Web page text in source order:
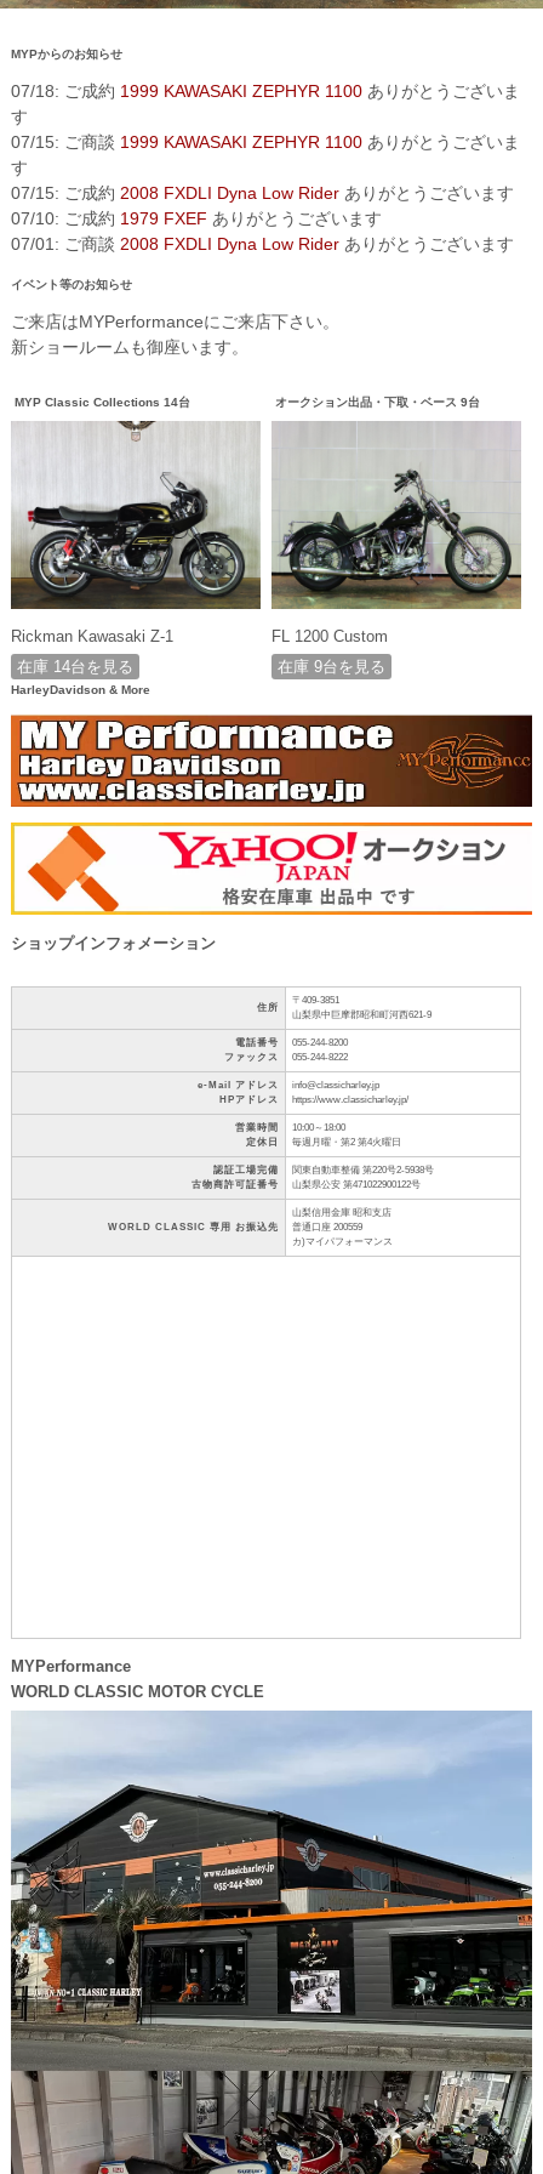
MYPからのお知らせ
07/18: ご成約 1999 KAWASAKI ZEPHYR 1100ありがとうございま
す
07/15: ご商談 1999 KAWASAKI ZEPHYR 1100ありがとうございま
す
07/15: ご成約 2008 FXDLI Dyna Low Riderありがとうございます
07/10: ご成約 1979 FXEF ありがとうございます
07/01: ご商談 2008 FXDLI Dyna Low Riderありがとうございます
イベント等のお知らせ
ご来店はMYPerformanceにご来店下さい。
新ショールームも御座います。
MYP Classic Collections 14台
Rickman Kawasaki Z-1
在庫 14台を見る
オークション出品・下取・ベース 9台
FL 1200 Custom
在庫 9台を見る
HarleyDavidson & More
ショップインフォメーション
住所
〒409-3851
山梨県中巨摩郡昭和町河西621-9
電話番号
ファックス
055-244-8200
055-244-8222
e-Mail アドレス
HPアドレス
info@classicharley.jp
https://www.classicharley.jp/
営業時間
定休日
10:00～18:00
毎週月曜・第2 第4火曜日
認証工場完備
古物商許可証番号
関東自動車整備 第220号2-5938号
山梨県公安 第471022900122号
WORLD CLASSIC 専用 お振込先
山梨信用金庫 昭和支店
普通口座 200559
カ)マイパフォーマンス
MYPerformance
WORLD CLASSIC MOTOR CYCLE